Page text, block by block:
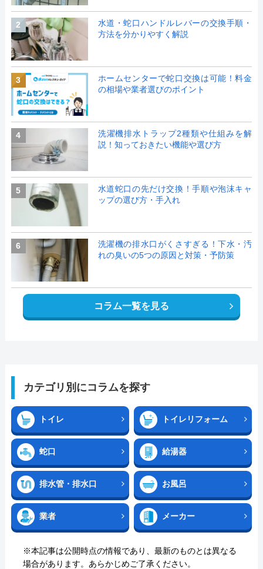
2
水道・蛇口ハンドルレバーの交換手順・
方法を分かりやすく解説
3
ホームセンターで蛇口交換は可能！料金
の相場や業者選びのポイント
4
洗濯機排水トラップ2種類や仕組みを解
説！知っておきたい機能や選び方
5
水道蛇口の先だけ交換！手順や泡沫キャ
ップの選び方・手入れ
6
洗濯機の排水口がくさすぎる！下水・汚
れの臭いの5つの原因と対策・予防策
コラム一覧を見る
カテゴリ別にコラムを探す
トイレ トイレリフォーム
蛇口 給湯器
排水管・排水口 お風呂
業者 メーカー
※本記事は公開時点の情報であり、最新のものとは異なる
場合があります。あらかじめご了承ください。